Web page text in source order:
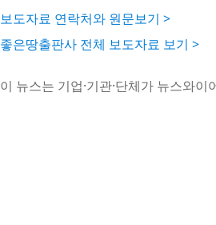
보도자료 연락처와 원문보기 >
좋은땅출판사 전체 보도자료 보기 >
이 뉴스는 기업·기관·단체가 뉴스와